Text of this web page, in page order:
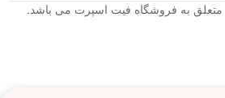
به فروشگاه فیت اسپرت می باشد.